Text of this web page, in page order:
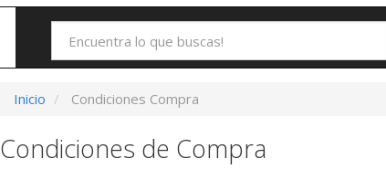
Inicio Condiciones Compra
Condiciones de Compra